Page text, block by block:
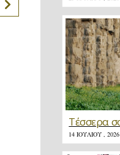
14 ΙΟΥΛΊΟΥ , 2026